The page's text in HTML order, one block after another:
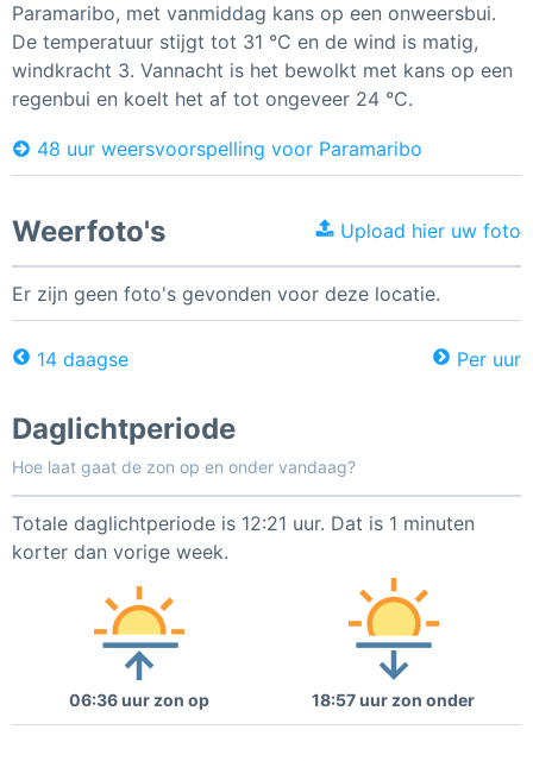
Paramaribo, met vanmiddag kans op een onweersbui.
De temperatuur stijgt tot 31 °C en de wind is matig,
windkracht 3. Vannacht is het bewolkt met kans op een
regenbui en koelt het af tot ongeveer 24 °C.
48 uur weersvoorspelling voor Paramaribo
Weerfoto's Upload hier uw foto
Er zijn geen foto's gevonden voor deze locatie.
14 daagse Per uur
Daglichtperiode
Hoe laat gaat de zon op en onder vandaag?
Totale daglichtperiode is 12:21 uur. Dat is 1 minuten
korter dan vorige week.
06:36 uur zon op 18:57 uur zon onder